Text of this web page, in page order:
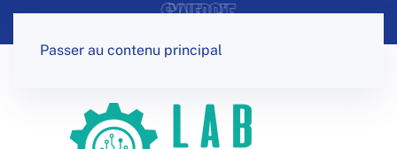
Passer au contenu principal
Panneau de gestion des cookies